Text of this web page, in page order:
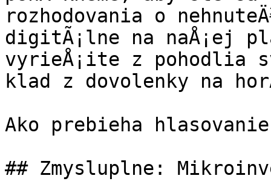
rozhodovania o
digitÃ¡lne na naÅ¡ej
vyrieÅ¡ite z pohodlia
klad z dovolenky na
Ako prebieha
## Zmysluplne: